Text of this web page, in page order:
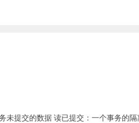
未提交的数据 读已提交：一个事务的隔